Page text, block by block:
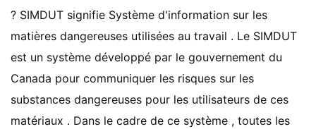
? SIMDUT signifie Système d'information sur les
matières dangereuses utilisées au travail . Le SIMDUT
est un système développé par le gouvernement du
Canada pour communiquer les risques sur les
substances dangereuses pour les utilisateurs de ces
matériaux . Dans le cadre de ce système , toutes les